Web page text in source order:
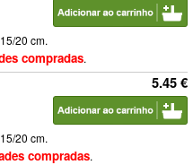
20 cm.
compradas.
5.45 €
20 cm.
compradas.